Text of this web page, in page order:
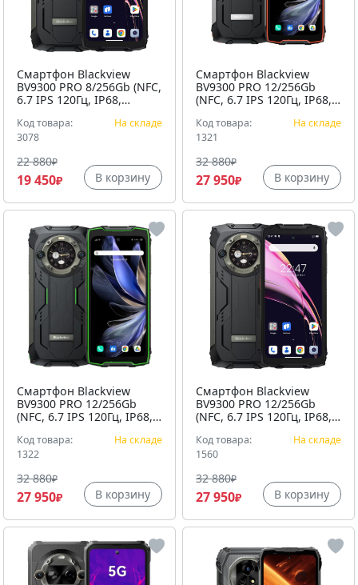
Смартфон Blackview
BV9300 PRO 8/256Gb (NFC,
6.7 IPS 120Гц, IP68,
ударопрочный корпус,
Черный
Код товара:
3078
На складе
22 880₽
19 450₽ В корзину
Смартфон Blackview
BV9300 PRO 12/256Gb
(NFC, 6.7 IPS 120Гц, IP68,
ударопрочный корпус,
Оранжевый
Код товара:
1321
На складе
32 880₽
27 950₽ В корзину
Смартфон Blackview
BV9300 PRO 12/256Gb
(NFC, 6.7 IPS 120Гц, IP68,
ударопрочный корпус,
Зеленый
Код товара:
1322
На складе
32 880₽
27 950₽ В корзину
Смартфон Blackview
BV9300 PRO 12/256Gb
(NFC, 6.7 IPS 120Гц, IP68,
ударопрочный корпус,
Черный
Код товара:
1560
На складе
32 880₽
27 950₽ В корзину